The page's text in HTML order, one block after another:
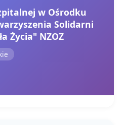
w Ośrodku
Solidarni
Życia" NZOZ